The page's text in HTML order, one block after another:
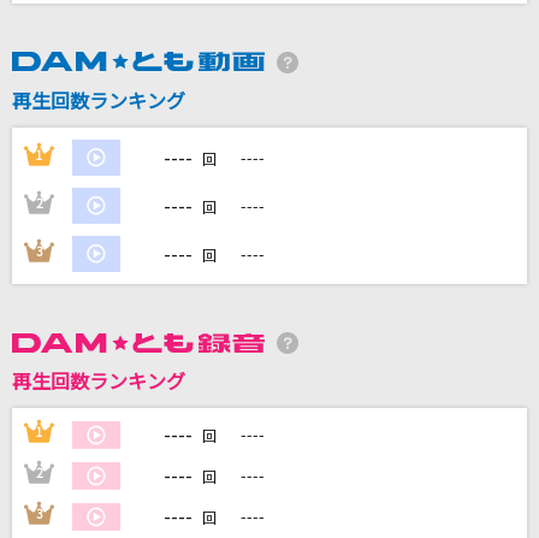
ゆず
[生音]渚のバルコニー
松田聖子
残響散歌
Aimer(エメ)
神田沙也加、松たか子
secret base～君がくれたもの～
ZONE
再生回数ランキング
1 ---- 回 ----
2 ---- 回 ----
3 ---- 回 ----
再生回数ランキング
1 ---- 回 ----
2 ---- 回 ----
3 ---- 回 ----